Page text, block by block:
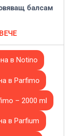
балсам
в Notino
в Parfimo
– 2000 ml
в Parfium